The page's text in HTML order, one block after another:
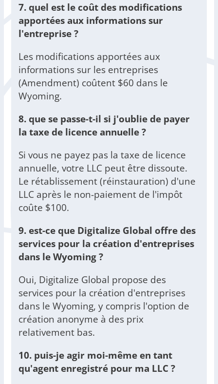
7. quel est le coût des modifications
apportées aux informations sur
l'entreprise ?
Les modifications apportées aux
informations sur les entreprises
(Amendment) coûtent $60 dans le
Wyoming.
8. que se passe-t-il si j'oublie de payer
la taxe de licence annuelle ?
Si vous ne payez pas la taxe de licence
annuelle, votre LLC peut être dissoute.
Le rétablissement (réinstauration) d'une
LLC après le non-paiement de l'impôt
coûte $100.
9. est-ce que Digitalize Global offre des
services pour la création d'entreprises
dans le Wyoming ?
Oui, Digitalize Global propose des
services pour la création d'entreprises
dans le Wyoming, y compris l'option de
création anonyme à des prix
relativement bas.
10. puis-je agir moi-même en tant
qu'agent enregistré pour ma LLC ?